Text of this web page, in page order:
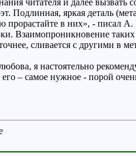
читателя и далее вызвать
яркая деталь
прорастайте в них», - писал
Взаимопроникновение
сливается с другими в
я настоятельно
– самое нужное - порой